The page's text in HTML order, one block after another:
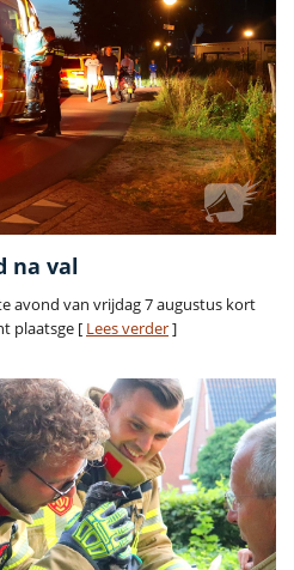
na val
avond van vrijdag 7 augustus kort
plaatsge [ Lees verder]